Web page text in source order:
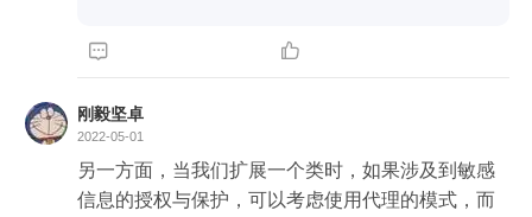
 
刚毅坚卓
2022-05-01
另一方面，当我们扩展一个类时，如果涉及到敏感
信息的授权与保护，可以考虑使用代理的模式，而